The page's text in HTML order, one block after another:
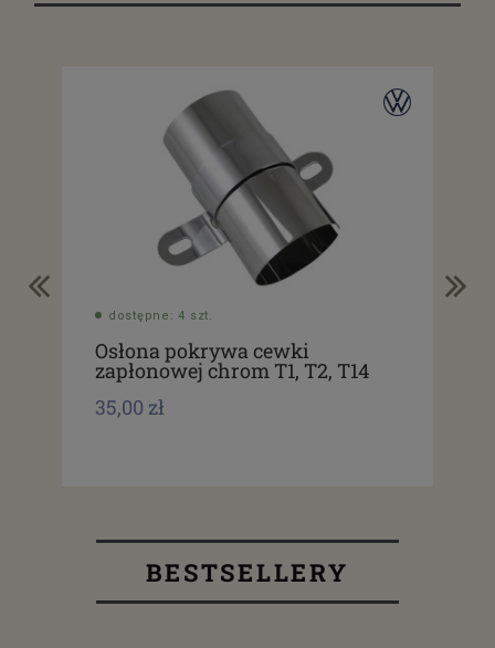
dostępne: 4 szt.
Osłona pokrywa cewki
zapłonowej chrom T1, T2, T14
35,00 zł
BESTSELLERY